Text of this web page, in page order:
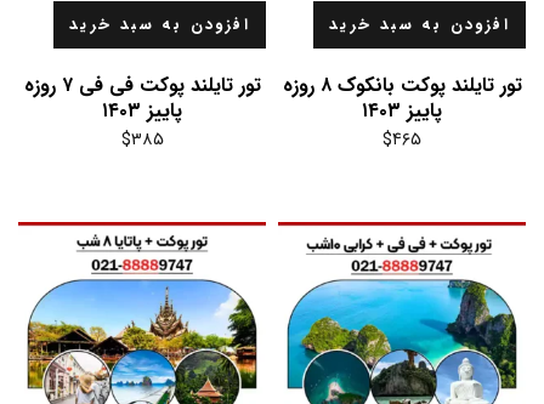
افزودن به سبد خرید
تور تایلند پوکت بانکوک ۸ روزه
پاییز ۱۴۰۳
$۴۶۵
افزودن به سبد خرید
تور تایلند پوکت فی فی ۷ روزه
پاییز ۱۴۰۳
$۳۸۵